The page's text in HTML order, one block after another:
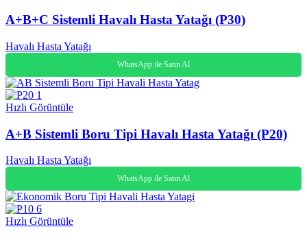
A+B+C Sistemli Havalı Hasta Yatağı (P30)
Havalı Hasta Yatağı
WhatsApp ile Satın Al
Hızlı Görüntüle
A+B Sistemli Boru Tipi Havalı Hasta Yatağı (P20)
Havalı Hasta Yatağı
WhatsApp ile Satın Al
Hızlı Görüntüle